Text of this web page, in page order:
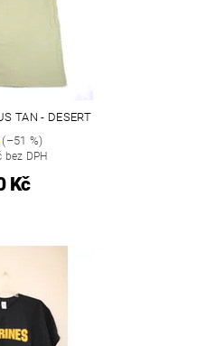
TAN - DESERT
%)
bez DPH
Kč